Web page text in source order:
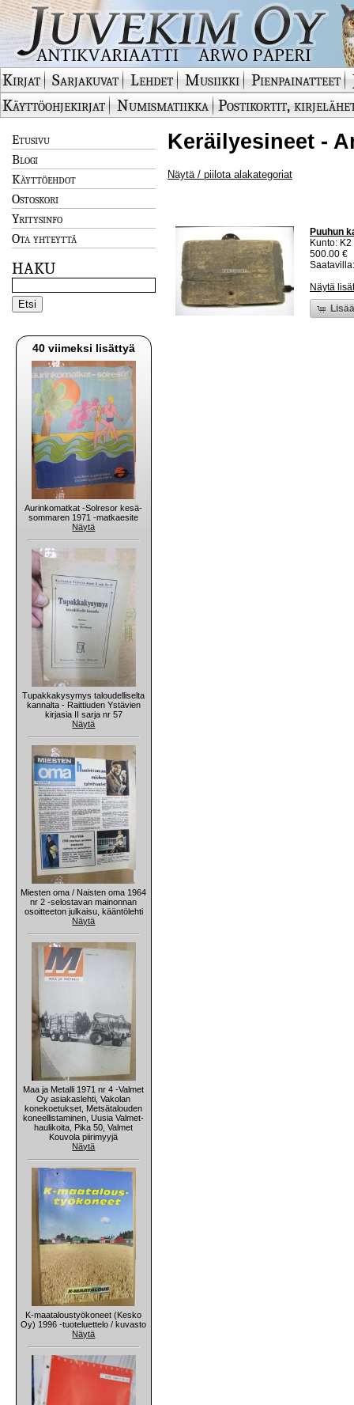
Kirjat Sarjakuvat Lehdet Musiikki Pienpainatteet
Käyttöohjekirjat
Numismatiikka Postikortit,
Etusivu
Blogi
Käyttöehdot
Ostoskori
Yritysinfo
Ota yhteyttä
HAKU
40 viimeksi lisättyä
Aurinkomatkat -Solresor kesä-
sommaren 1971 -matkaesite
Näytä
Tupakkakysymys taloudelliselta
kannalta - Raittiuden Ystävien
kirjasia II sarja nr 57
Näytä
Miesten oma / Naisten oma 1964
nr 2 -selostavan mainonnan
osoitteeton julkaisu, kääntölehti
Näytä
Maa ja Metalli 1971 nr 4 -Valmet
Oy asiakaslehti, Vakolan
konekoetukset, Metsätalouden
koneellistaminen, Uusia Valmet-
haulikoita, Pika 50, Valmet
Kouvola piirimyyjä
Näytä
K-maataloustyökoneet (Kesko
Oy) 1996 -tuoteluettelo / kuvasto
Näytä
Keräilyesineet -
Näytä / piilota alakategoriat
Puuhun
Kunto:
500.00 €
Näytä